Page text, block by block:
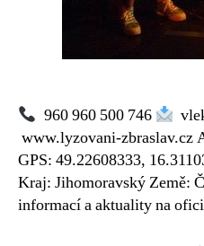
960 960 500 746
www.lyzovani-zbraslav.cz
GPS: 49.22608333,
Kraj: Jihomoravský Země:
informací a aktuality na